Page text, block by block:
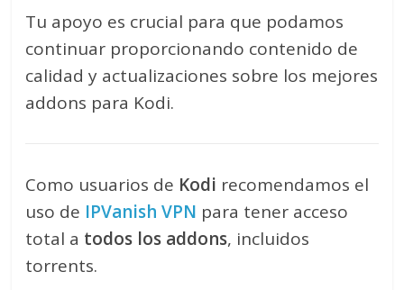
Tu apoyo es crucial para que podamos
continuar proporcionando contenido de
calidad y actualizaciones sobre los mejores
addons para Kodi.
Como usuarios de Kodi recomendamos el
uso de IPVanish VPN para tener acceso
total a todos los addons, incluidos
torrents.